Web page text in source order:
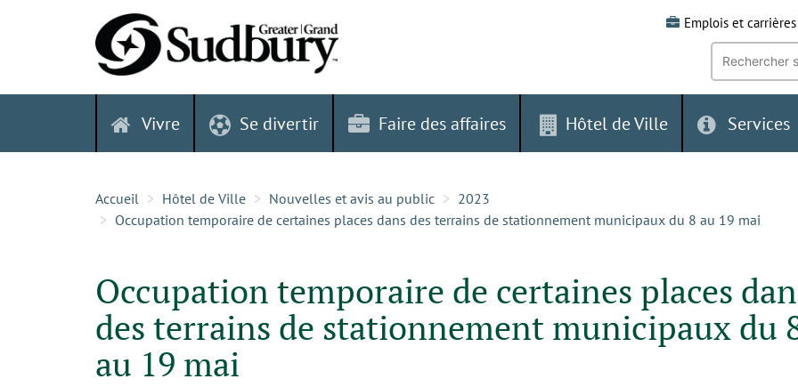
Emplois et carrières
Recherche
mot-
clé:
Vivre Se divertir Faire des affaires Hôtel de Ville Services
Accueil Hôtel de Ville Nouvelles et avis au public
2023
Occupation temporaire de certaines places dans des terrains de stationnement municipaux du 8 au 19 mai
Occupation temporaire de certaines places
des terrains de stationnement municipaux du
au 19 mai